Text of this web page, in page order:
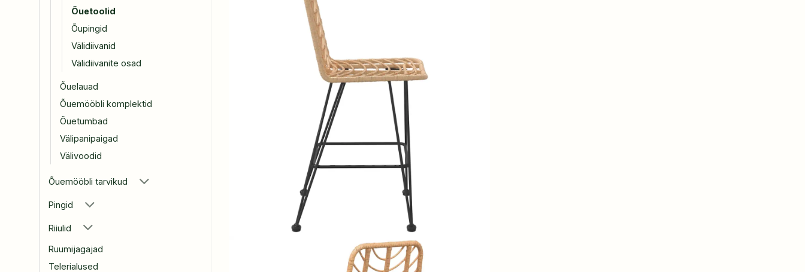
Õuetoolid
Õupingid
Välidiivanid
Välidiivanite osad
Õuelauad
Õuemööbli komplektid
Õuetumbad
Välipanipaigad
Välivoodid
Õuemööbli tarvikud
Pingid
Riiulid
Ruumijagajad
Telerialused